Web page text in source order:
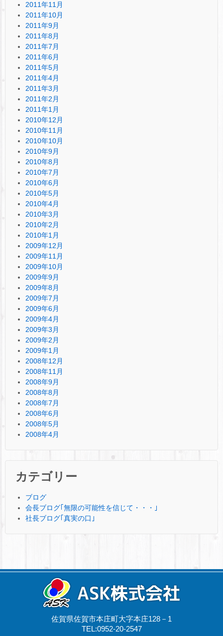
2011年11月
2011年10月
2011年9月
2011年8月
2011年7月
2011年6月
2011年5月
2011年4月
2011年3月
2011年2月
2011年1月
2010年12月
2010年11月
2010年10月
2010年9月
2010年8月
2010年7月
2010年6月
2010年5月
2010年4月
2010年3月
2010年2月
2010年1月
2009年12月
2009年11月
2009年10月
2009年9月
2009年8月
2009年7月
2009年6月
2009年4月
2009年3月
2009年2月
2009年1月
2008年12月
2008年11月
2008年9月
2008年8月
2008年7月
2008年6月
2008年5月
2008年4月
カテゴリー
ブログ
会長ブログ｢無限の可能性を信じて・・・｣
社長ブログ｢真実の口｣
佐賀県佐賀市本庄町大字本庄128－1
TEL:0952-20-2547